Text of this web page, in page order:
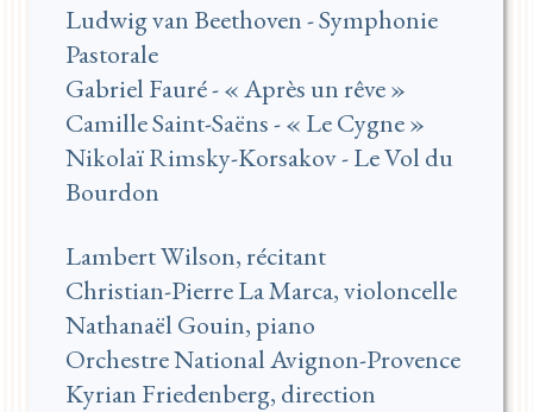
Ludwig van Beethoven - Symphonie
Pastorale
Gabriel Fauré - « Après un rêve »
Camille Saint-Saëns - « Le Cygne »
Nikolaï Rimsky-Korsakov - Le Vol du
Bourdon
Lambert Wilson, récitant
Christian-Pierre La Marca, violoncelle
Nathanaël Gouin, piano
Orchestre National Avignon-Provence
Kyrian Friedenberg, direction